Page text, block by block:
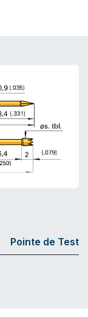
Pointe de Test